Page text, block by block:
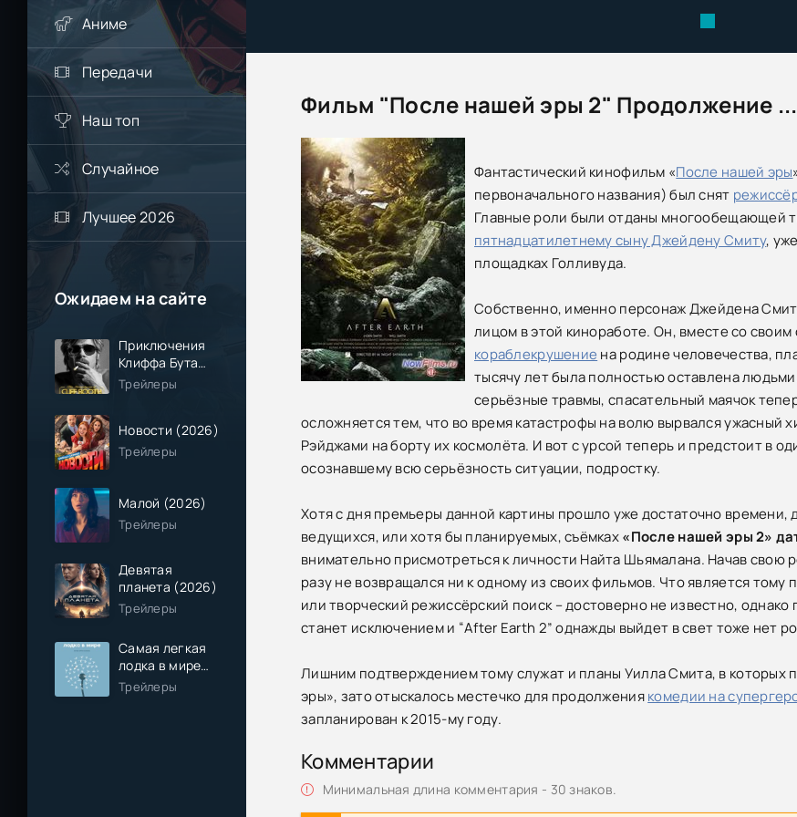
Аниме
Передачи
Наш топ
Случайное
Лучшее 2026
Ожидаем на сайте
Приключения
Клиффа Бута
(2026)
Трейлеры
Новости (2026)
Трейлеры
Малой (2026)
Трейлеры
Девятая
планета (2026)
Трейлеры
Самая легкая
лодка в мире
(2026)
Трейлеры
Фильм "После нашей эры 2" Продолжение ...
Фантастический кинофильм «После нашей эры
первоначального названия) был снят
Главные роли были отданы многообещающей
пятнадцатилетнему сыну Джейдену Смиту,
площадках Голливуда.
Собственно, именно персонаж Джейдена
лицом в этой киноработе. Он, вместе со
кораблекрушение на родине человечества,
тысячу лет была полностью оставлена
серьёзные травмы, спасательный маячок
осложняется тем, что во время катастрофы на волю вырвался ужасный
Рэйджами на борту их космолёта. И вот с урсой теперь и предстоит в
осознавшему всю серьёзность ситуации, подростку.
Хотя с дня премьеры данной картины прошло уже достаточно
ведущихся, или хотя бы планируемых, съёмках«После нашей эры 2»
внимательно присмотреться к личности Найта Шьямалана. Начав свою
разу не возвращался ни к одному из своих фильмов. Что является
или творческий режиссёрский поиск – достоверно не известно,
станет исключением и “After Earth 2” однажды выйдет в свет тоже нет
Лишним подтверждением тому служат и планы Уилла Смита, в которых
эры», зато отыскалось местечко для продолжениякомедии на
запланирован к 2015-му году.
Комментарии
Минимальная длина комментария - 30 знаков.